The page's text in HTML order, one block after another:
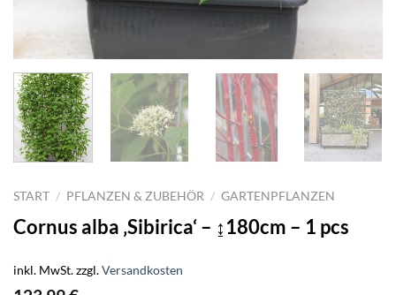
START / PFLANZEN & ZUBEHÖR / GARTENPFLANZEN
Cornus alba ‚Sibirica‘ – ↨180cm – 1 pcs
inkl. MwSt.zzgl.Versandkosten